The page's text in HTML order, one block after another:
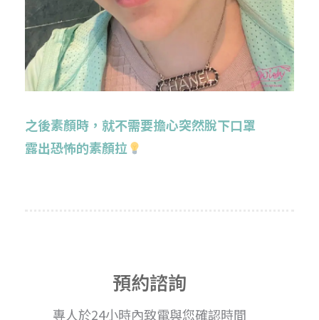
之後素顏時，就不需要擔心突然脫下口罩
露出恐怖的素顏拉
預約諮詢
專人於24小時內致電與您確認時間